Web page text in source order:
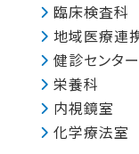
臨床検査科
地域医療連
健診センター
栄養科
内視鏡室
化学療法室